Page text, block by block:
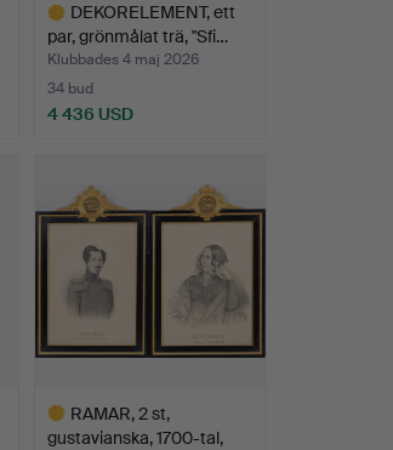
DEKORELEMENT, ett
par, grönmålat trä, "Sfi…
Klubbades 4 maj 2026
34 bud
4 436 USD
RAMAR, 2 st,
gustavianska, 1700-tal,